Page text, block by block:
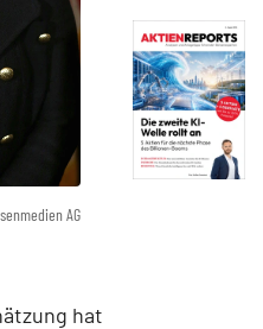
AG
hat